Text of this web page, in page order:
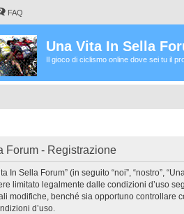
FAQ
Una Vita In Sella
Il gioco di ciclismo online dove sei tu il
Forum - Registrazione
In Sella Forum” (in seguito “noi”, “nostro”,
limitato legalmente dalle condizioni d’uso
modifiche, benché sia opportuno controllare
d’uso.